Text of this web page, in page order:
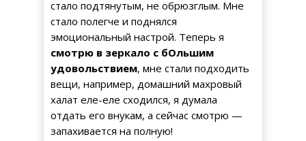
стало подтянутым, не обрюзглым. Мне
стало полегче и поднялся
эмоциональный настрой. Теперь я
смотрю в зеркало с бОльшим
удовольствием, мне стали подходить
вещи, например, домашний махровый
халат еле-еле сходился, я думала
отдать его внукам, а сейчас смотрю —
запахивается на полную!